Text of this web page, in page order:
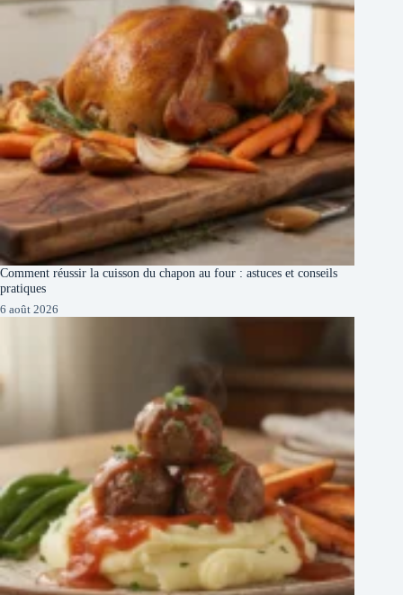
Comment réussir la cuisson du chapon au four : astuces et conseils
pratiques
6 août 2026